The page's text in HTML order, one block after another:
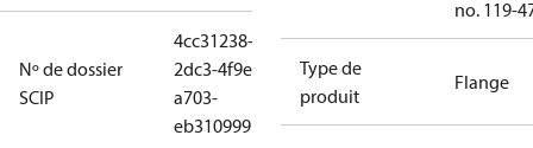
Nº de dossier
SCIP
4cc31238-
2dc3-4f9e-
a703-
eb310999b508
no. 119-
Type de
produit
Flange